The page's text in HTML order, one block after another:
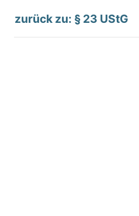
zurück zu: § 23 UStG